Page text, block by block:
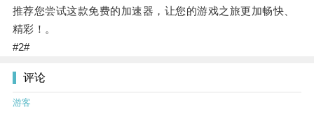
推荐您尝试这款免费的加速器，让您的游戏之旅更加畅快、
精彩！。
#2#
评论
游客